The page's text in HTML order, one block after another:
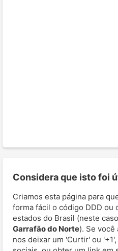
Considera que isto foi
Criamos esta página para
forma fácil o código DDD ou
estados do Brasil (neste
Garrafão do Norte). Se
nos deixar um 'Curtir' ou